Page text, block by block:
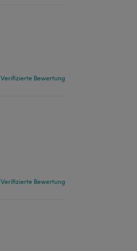
Verifizierte Bewertung
Verifizierte Bewertung